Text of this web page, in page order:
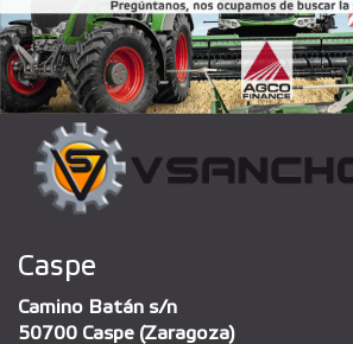
Caspe
Camino Batán s/n
50700 Caspe (Zaragoza)